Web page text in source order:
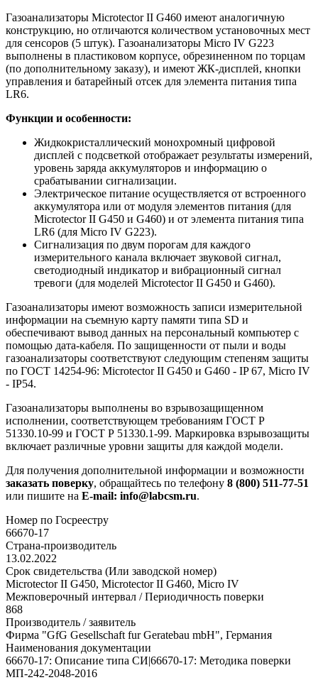
Газоанализаторы Microtector II G460 имеют аналогичную
конструкцию, но отличаются количеством установочных мест
для сенсоров (5 штук). Газоанализаторы Micro IV G223
выполнены в пластиковом корпусе, обрезиненном по торцам
(по дополнительному заказу), и имеют ЖК-дисплей, кнопки
управления и батарейный отсек для элемента питания типа
LR6.
Функции и особенности:
Жидкокристаллический монохромный цифровой
дисплей с подсветкой отображает результаты измерений,
уровень заряда аккумуляторов и информацию о
срабатывании сигнализации.
Электрическое питание осуществляется от встроенного
аккумулятора или от модуля элементов питания (для
Microtector II G450 и G460) и от элемента питания типа
LR6 (для Micro IV G223).
Сигнализация по двум порогам для каждого
измерительного канала включает звуковой сигнал,
светодиодный индикатор и вибрационный сигнал
тревоги (для моделей Microtector II G450 и G460).
Газоанализаторы имеют возможность записи измерительной
информации на съемную карту памяти типа SD и
обеспечивают вывод данных на персональный компьютер с
помощью дата-кабеля. По защищенности от пыли и воды
газоанализаторы соответствуют следующим степеням защиты
по ГОСТ 14254-96: Microtector II G450 и G460 - IP 67, Micro IV
- IP54.
Газоанализаторы выполнены во взрывозащищенном
исполнении, соответствующем требованиям ГОСТ Р
51330.10-99 и ГОСТ Р 51330.1-99. Маркировка взрывозащиты
включает различные уровни защиты для каждой модели.
Для получения дополнительной информации и возможности
заказать поверку, обращайтесь по телефону 8 (800) 511-77-51
или пишите на E-mail: info@labcsm.ru.
Номер по Госреестру
66670-17
Страна-производитель
13.02.2022
Срок свидетельства (Или заводской номер)
Microtector II G450, Microtector II G460, Micro IV
Межповерочный интервал / Периодичность поверки
868
Производитель / заявитель
Фирма "GfG Gesellschaft fur Geratebau mbH", Германия
Наименования документации
66670-17: Описание типа СИ|66670-17: Методика поверки
МП-242-2048-2016